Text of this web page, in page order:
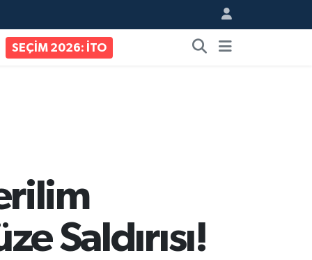
SEÇİM 2026: İTO
Saldırısı!